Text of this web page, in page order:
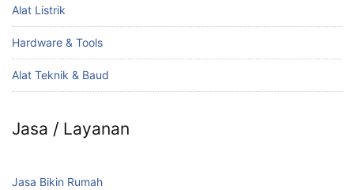
Alat Listrik
Hardware & Tools
Alat Teknik & Baud
Jasa / Layanan
Jasa Bikin Rumah